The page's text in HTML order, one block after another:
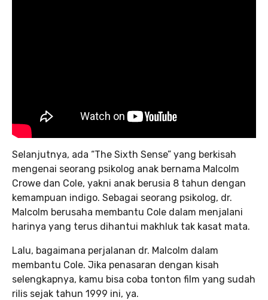
Selanjutnya, ada “The Sixth Sense” yang berkisah
mengenai seorang psikolog anak bernama Malcolm
Crowe dan Cole, yakni anak berusia 8 tahun dengan
kemampuan indigo. Sebagai seorang psikolog, dr.
Malcolm berusaha membantu Cole dalam menjalani
harinya yang terus dihantui makhluk tak kasat mata.
Lalu, bagaimana perjalanan dr. Malcolm dalam
membantu Cole. Jika penasaran dengan kisah
selengkapnya, kamu bisa coba tonton film yang sudah
rilis sejak tahun 1999 ini, ya.